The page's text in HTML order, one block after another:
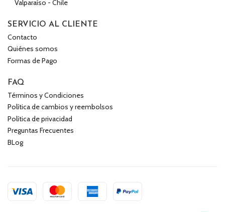
Valparaíso - Chile
SERVICIO AL CLIENTE
Contacto
Quiénes somos
Formas de Pago
FAQ
Términos y Condiciones
Política de cambios y reembolsos
Política de privacidad
Preguntas Frecuentes
BLog